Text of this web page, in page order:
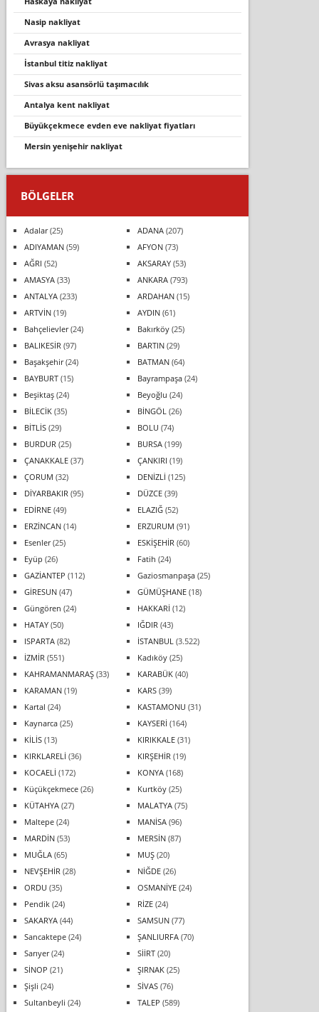
nasip nakliyat
avrasya nakliyat
i̇stanbul titiz nakliyat
sivas aksu asansörlü taşımacılık
antalya kent nakliyat
büyükçekmece evden eve nakliyat fiyatları
mersin yenişehir nakliyat
BÖLGELER
Adalar(25) ADANA(207)
ADIYAMAN(59) AFYON(73)
AĞRI (52) AKSARAY(53)
AMASYA(33) ANKARA(793)
ANTALYA(233) ARDAHAN(15)
ARTVİN(19) AYDIN(61)
Bahçelievler(24) Bakırköy(25)
BALIKESİR (97) BARTIN(29)
Başakşehir(24) BATMAN(64)
BAYBURT(15) Bayrampaşa(24)
Beşiktaş(24) Beyoğlu (24)
BİLECİK(35) BİNGÖL (26)
BİTLİS(29) BOLU (74)
BURDUR (25) BURSA(199)
ÇANAKKALE(37) ÇANKIRI (19)
ÇORUM (32) DENİZLİ (125)
DİYARBAKIR (95) DÜZCE(39)
EDİRNE(49) ELAZIĞ(52)
ERZİNCAN(14) ERZURUM (91)
Esenler(25) ESKİŞEHİR (60)
Eyüp (26) Fatih (24)
GAZİANTEP (112) Gaziosmanpaşa(25)
GİRESUN(47) GÜMÜŞHANE(18)
Güngören (24) HAKKARİ (12)
HATAY(50) IĞDIR (43)
ISPARTA(82) İSTANBUL (3.522)
İZMİR (551) Kadıköy(25)
KAHRAMANMARAŞ(33) KARABÜK(40)
KARAMAN(19) KARS(39)
Kartal (24) KASTAMONU (31)
Kaynarca(25) KAYSERİ (164)
KİLİS(13) KIRIKKALE(31)
KIRKLARELİ (36) KIRŞEHİR (19)
KOCAELİ (172) KONYA(168)
Küçükçekmece(26) Kurtköy(25)
KÜTAHYA(27) MALATYA(75)
Maltepe(24) MANİSA(96)
MARDİN(53) MERSİN(87)
MUĞLA(65) MUŞ(20)
NEVŞEHİR (28) NİĞDE(26)
ORDU (35) OSMANİYE(24)
Pendik(24) RİZE(24)
SAKARYA(44) SAMSUN(77)
Sancaktepe(24) ŞANLIURFA(70)
Sarıyer(24) SİİRT(20)
SİNOP (21) ŞIRNAK(25)
Şişli (24) SİVAS(76)
Sultanbeyli (24) TALEP (589)